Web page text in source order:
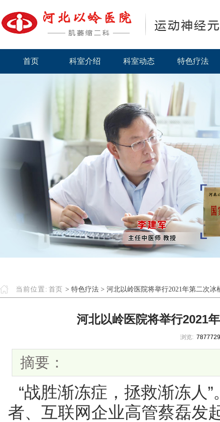
首页 科室介绍 科室动态 特色疗法
当前位置: 首页 > 特色疗法 > 河北以岭医院将举行2021年第二次冰
河北以岭医院将举行2021
浏览:
摘要：
“战胜渐冻症，拯救渐冻人
者、互联网企业高管蔡磊发